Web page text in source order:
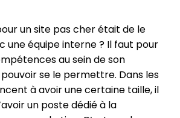
un site pas cher était de le
une équipe interne ? Il faut pour
au sein de son
se le permettre. Dans les
à avoir une certaine taille, il
un poste dédié à la